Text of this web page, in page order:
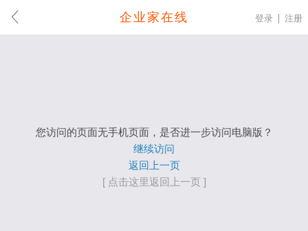
企业家在线 登录 注册
您访问的页面无手机页面，是否进一步访问电脑版？
继续访问
返回上一页
[ 点击这里返回上一页 ]